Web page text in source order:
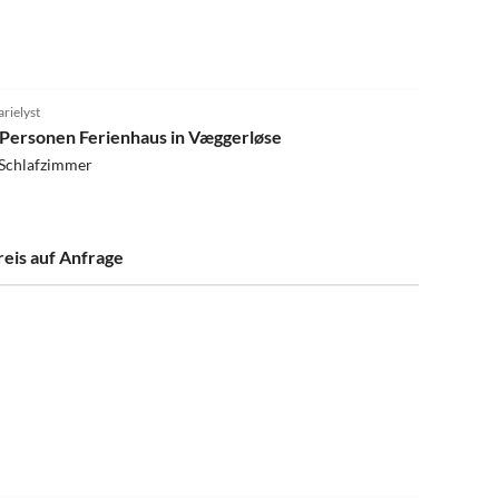
Ferienhaus in Væggerløse
auf Anfrage